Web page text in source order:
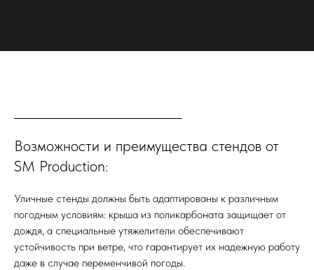
Возможности и преимущества стендов от
SM Production:
Уличные стенды должны быть адаптированы к различным
погодным условиям: крыша из поликарбоната защищает от
дождя, а специальные утяжелители обеспечивают
устойчивость при ветре, что гарантирует их надежную работу
даже в случае переменчивой погоды.
Остались вопросы?
Свяжитесь с нами и получите
профессиональную консультацию:
8-495-799-00-19